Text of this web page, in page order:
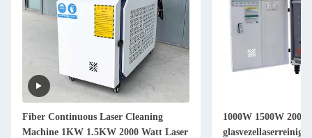
Fiber Continuous Laser Cleaning
Machine 1KW 1.5KW 2000 Watt Laser
1000W 1500W